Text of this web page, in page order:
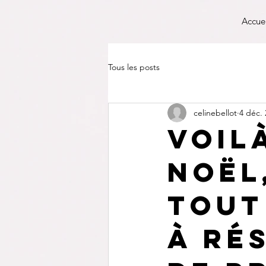
Tous les posts
tout
à
celinebellot 4 déc.